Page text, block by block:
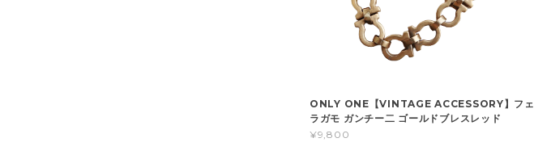
ONLY ONE【VINTAGE ACCESSORY】フェ
ラガモ ガンチー二 ゴールドブレスレッド
¥9,800